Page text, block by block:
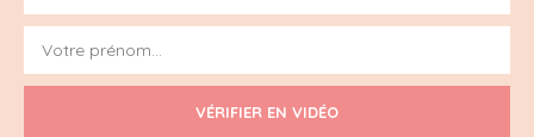
VÉRIFIER EN VIDÉO